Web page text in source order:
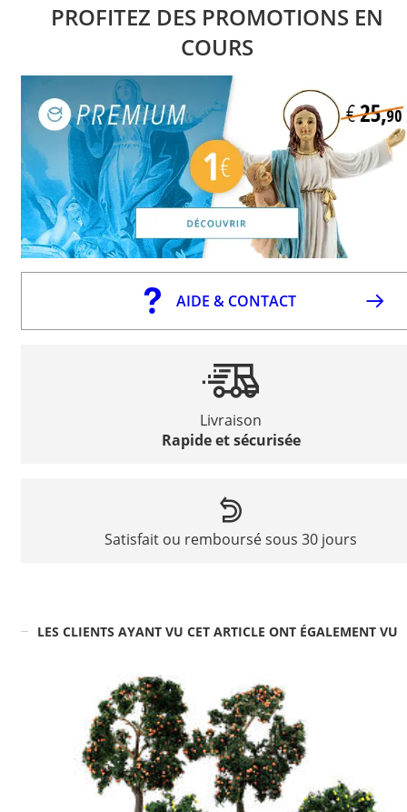
PROFITEZ DES PROMOTIONS EN
COURS
AIDE & CONTACT
Livraison
Rapide et sécurisée
Satisfait ou remboursé sous 30 jours
LES CLIENTS AYANT VU CET ARTICLE ONT ÉGALEMENT VU